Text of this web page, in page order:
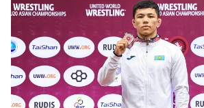
+7 708 604 51 06
Жарнама бөлімі
+7 701 220 64 52
Пошта
zhasalash100@gmail.com